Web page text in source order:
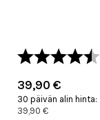
39,90 €
30 päivän alin hinta:
39,90 €